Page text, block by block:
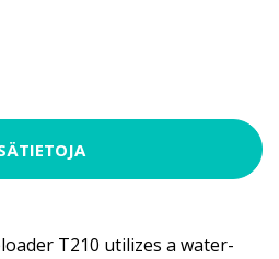
T210 utilizes a water-